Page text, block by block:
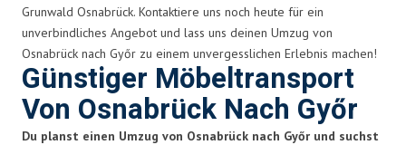
Grunwald Osnabrück. Kontaktiere uns noch heute für ein
unverbindliches Angebot und lass uns deinen Umzug von
Osnabrück nach Győr zu einem unvergesslichen Erlebnis machen!
Günstiger Möbeltransport
Von Osnabrück Nach Győr
Du planst einen Umzug von Osnabrück nach Győr und suchst